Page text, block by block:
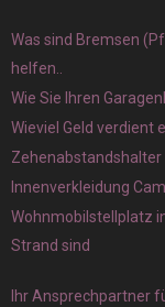
Was sind Bremsen
helfen..
Wie Sie Ihren
Wieviel Geld verdient
Zehenabstandshalter
Innenverkleidung
Wohnmobilstellplatz
Strand sind
Ihr Ansprechpartner